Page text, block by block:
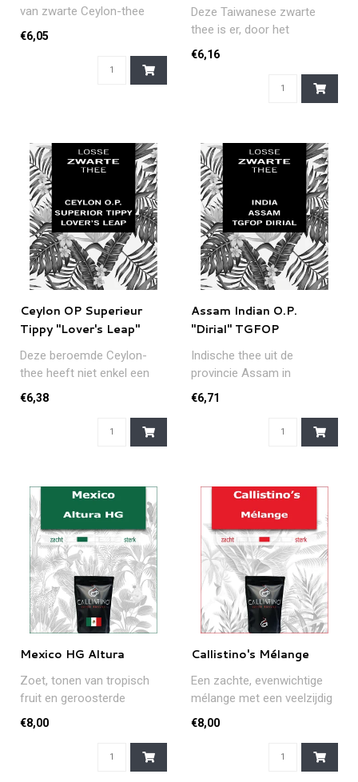
van zwarte Ceylon-thee
geparfumeerd met kaneel,
gember,..
€6,05
Deze Taiwanese zwarte
thee is er, door het
uitgesproken rokerig aroma,
voor de l..
€6,16
Ceylon OP Superieur
Tippy "Lover's Leap"
Deze beroemde Ceylon-
thee heeft niet enkel een
romantische naam maar
biedt, voor..
€6,38
Assam Indian O.P.
"Dirial" TGFOP
Indische thee uit de
provincie Assam in
noordelijk India. Een thee
met veel "bo..
€6,71
Mexico HG Altura
Zoet, tonen van tropisch
fruit en geroosterde
hazelnoten... Deze
Mexicaanse topp..
€8,00
Callistino's Mélange
Een zachte, evenwichtige
mélange met een veelzijdig
aroma.Een ideale koffie
voo..
€8,00